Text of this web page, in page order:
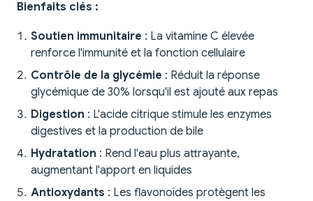
Bienfaits clés :
Soutien immunitaire : La vitamine C élevée
renforce l'immunité et la fonction cellulaire
Contrôle de la glycémie : Réduit la réponse
glycémique de 30% lorsqu'il est ajouté aux repas
Digestion : L'acide citrique stimule les enzymes
digestives et la production de bile
Hydratation : Rend l'eau plus attrayante,
augmentant l'apport en liquides
Antioxydants : Les flavonoïdes protègent les